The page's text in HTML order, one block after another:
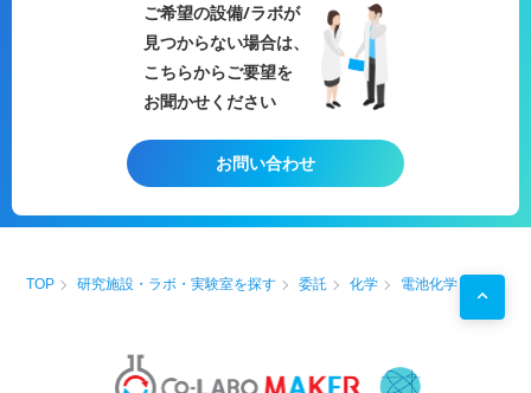
ご希望の設備/ラボが
見つからない場合は、
こちらからご要望を
お聞かせください
お問い合わせ
TOP 研究施設・ラボ・実験室を探す 委託 化学 電池化学